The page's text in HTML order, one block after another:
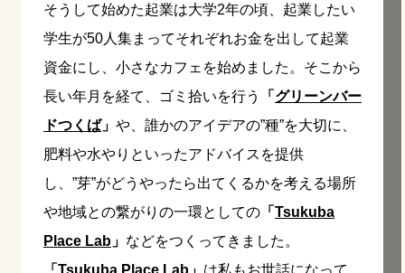
そうして始めた起業は大学2年の頃、起業したい
学生が50人集まってそれぞれお金を出して起業
資金にし、小さなカフェを始めました。そこから
長い年月を経て、ゴミ拾いを行う
「 グリーンバー
ドつくば」 や、誰かのアイデアの”種”を大切に、
肥料や水やりといったアドバイスを提供
し、”芽”がどうやったら出てくるかを考える場所
や地域との繋がりの一環としての 「 Tsukuba
Place Lab 」 などをつくってきました。
「Tsukuba Place Lab」 は私もお世話になって